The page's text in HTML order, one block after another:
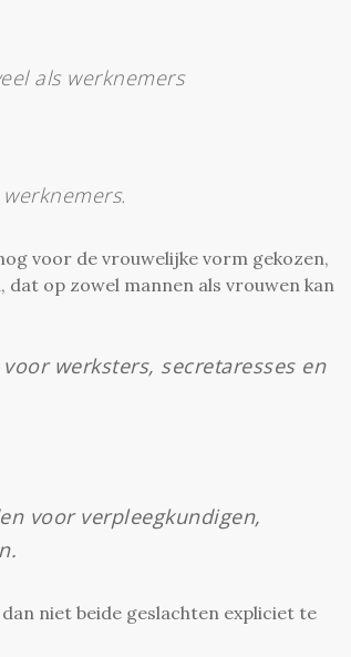
als werknemers
voor de vrouwelijke vorm gekozen,
op zowel mannen als vrouwen kan
werksters, secretaresses en
voor verpleegkundigen,
niet beide geslachten expliciet te